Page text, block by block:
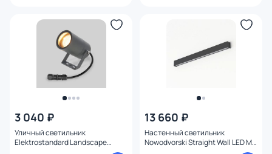
3 040 ₽
Уличный светильник
Elektrostandard Landscape
13 660 ₽
Настенный светильник
Nowodvorski Straight Wall LED M